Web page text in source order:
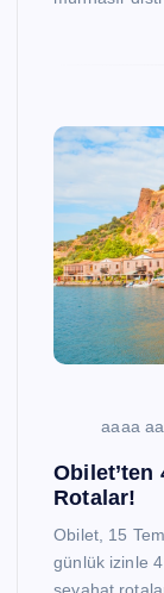
aaaa
Obilet’ten
Rotalar!
Obilet, 15
günlük izinle